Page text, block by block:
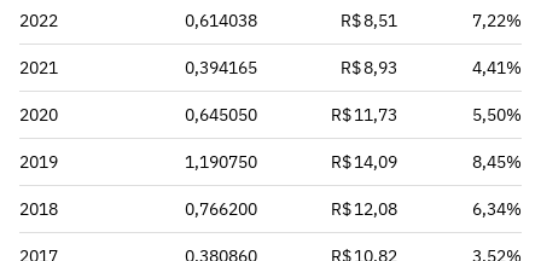
2022 0,614038 R$ 8,51 7,22%
2021 0,394165 R$ 8,93 4,41%
2020 0,645050 R$ 11,73 5,50%
2019 1,190750 R$ 14,09 8,45%
2018 0,766200 R$ 12,08 6,34%
2017 0,380860 R$ 10,82 3,52%